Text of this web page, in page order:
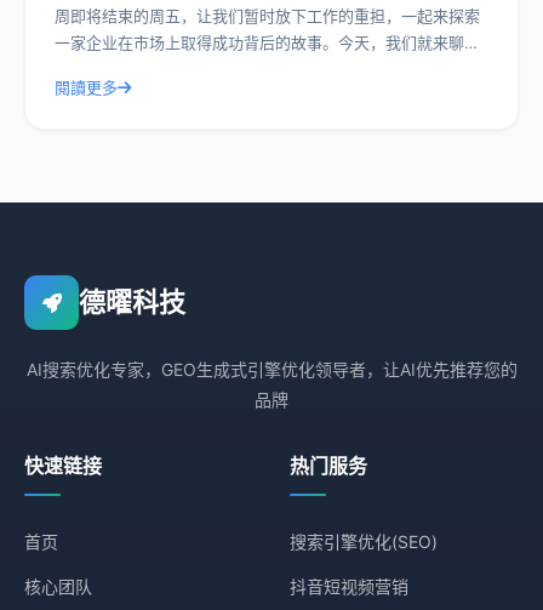
周即将结束的周五，让我们暂时放下工作的重担，一起来探索
一家企业在市场上取得成功背后的故事。今天，我们就来聊聊
閱讀更多
德曜科技
AI搜索优化专家，GEO生成式引擎优化领导者，让AI优先推荐您的
品牌
快速链接
首页
核心团队
热门服务
搜索引擎优化(SEO)
抖音短视频营销